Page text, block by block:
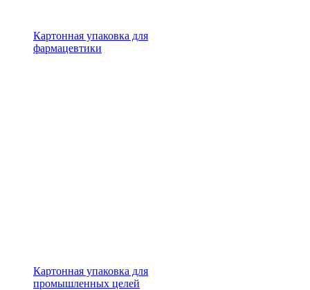
Картонная упаковка для
фармацевтики
Картонная упаковка для
промышленных целей